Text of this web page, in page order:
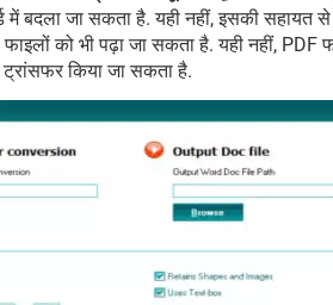
में बदला जा सकता है. यही नहीं, इसकी सहायत
को भी पढ़ा जा सकता है. यही नहीं, PDF
किया जा सकता है.